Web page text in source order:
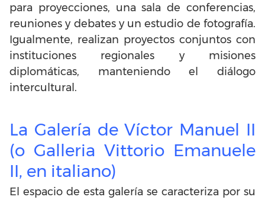
para proyecciones, una sala de conferencias,
reuniones y debates y un estudio de fotografía.
Igualmente, realizan proyectos conjuntos con
instituciones regionales y misiones
diplomáticas, manteniendo el diálogo
intercultural.
La Galería de Víctor Manuel II
(o Galleria Vittorio Emanuele
II, en italiano)
El espacio de esta galería se caracteriza por su